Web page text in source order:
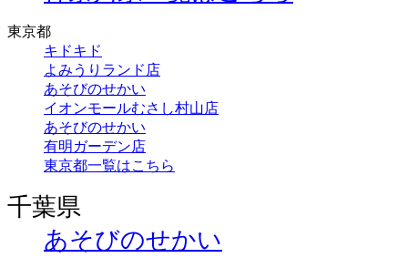
東京都
キドキド
よみうりランド店
あそびのせかい
イオンモールむさし村山店
あそびのせかい
有明ガーデン店
東京都一覧はこちら
千葉県
あそびのせかい